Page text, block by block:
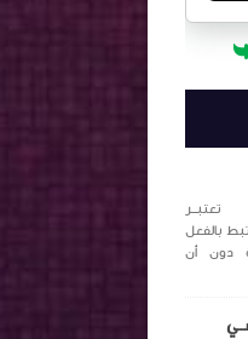
بالفعل
دون أن